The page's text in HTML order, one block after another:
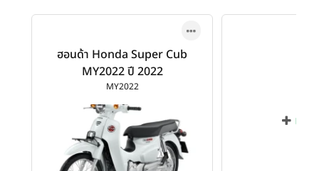
ฮอนด้า Honda Super Cub
MY2022 ปี 2022
MY2022
เพิ่